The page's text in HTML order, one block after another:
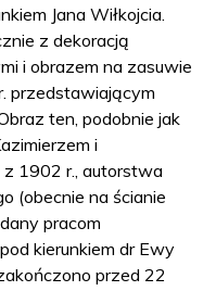
Jana Wiłkojcia.
z dekoracją
i obrazem na zasuwie
przedstawiającym
ten, podobnie jak
i
z 1902 r., autorstwa
(obecnie na ścianie
pracom
kierunkiem dr Ewy
przed 22